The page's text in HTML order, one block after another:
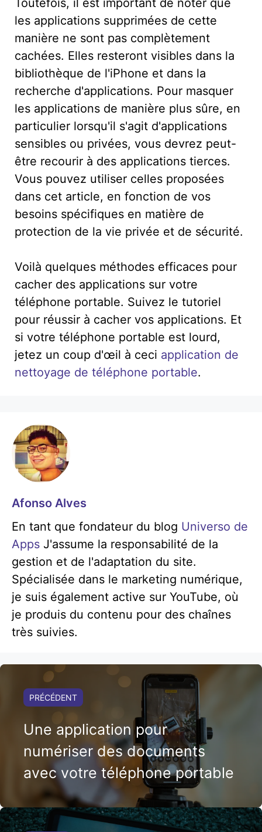
Toutefois, il est important de noter que
les applications supprimées de cette
manière ne sont pas complètement
cachées. Elles resteront visibles dans la
bibliothèque de l'iPhone et dans la
recherche d'applications. Pour masquer
les applications de manière plus sûre, en
particulier lorsqu'il s'agit d'applications
sensibles ou privées, vous devrez peut-
être recourir à des applications tierces.
Vous pouvez utiliser celles proposées
dans cet article, en fonction de vos
besoins spécifiques en matière de
protection de la vie privée et de sécurité.
Voilà quelques méthodes efficaces pour
cacher des applications sur votre
téléphone portable. Suivez le tutoriel
pour réussir à cacher vos applications. Et
si votre téléphone portable est lourd,
jetez un coup d'œil à ceci application de
nettoyage de téléphone portable.
Afonso Alves
En tant que fondateur du blog Universo de
Apps J'assume la responsabilité de la
gestion et de l'adaptation du site.
Spécialisée dans le marketing numérique,
je suis également active sur YouTube, où
je produis du contenu pour des chaînes
très suivies.
PRÉCÉDENT
Une application pour
numériser des documents
avec votre téléphone portable